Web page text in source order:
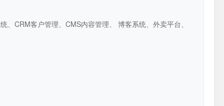
CRM客户管理、CMS内容管理、 博客系统、外卖平台、